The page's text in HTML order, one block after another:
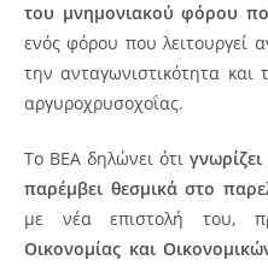
του μνημονιακού φόρου
ενός φόρου που λειτουργεί
την ανταγωνιστικότητα και
αργυροχρυσοχοΐας.
Το ΒΕΑ δηλώνει ότι
παρέμβει θεσμικά στο
με νέα επιστολή του,
Οικονομίας και